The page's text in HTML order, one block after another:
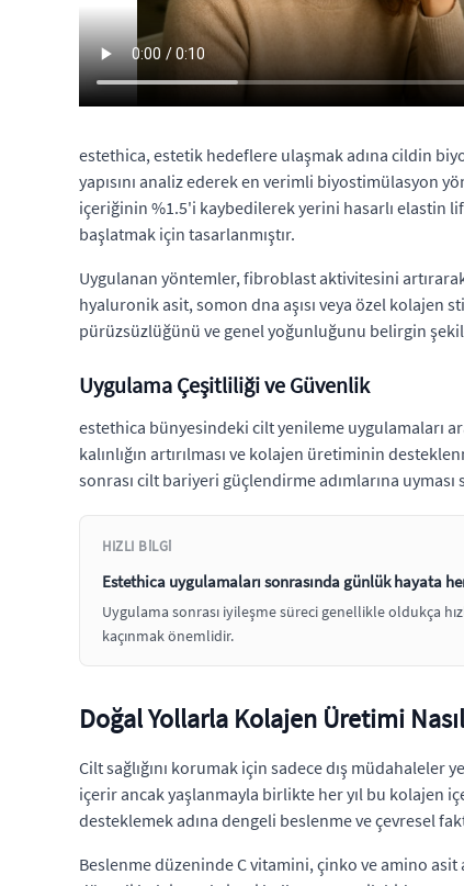
estethica, estetik hedeflere ulaşmak adına cildin
yapısını analiz ederek en verimli biyostimülasyon
içeriğinin %1.5'i kaybedilerek yerini hasarlı elastin
başlatmak için tasarlanmıştır.
Uygulanan yöntemler, fibroblast aktivitesini
hyaluronik asit, somon dna aşısı veya özel
pürüzsüzlüğünü ve genel yoğunluğunu belirgin
Uygulama Çeşitliliği ve Güvenlik
estethica bünyesindeki cilt yenileme uygulamaları
kalınlığın artırılması ve kolajen üretiminin
sonrası cilt bariyeri güçlendirme adımlarına uyması
HIZLI BILGI
Estethica uygulamaları sonrasında günlük hayata
Uygulama sonrası iyileşme süreci genellikle oldukça
kaçınmak önemlidir.
Doğal Yollarla Kolajen Üretimi Nasıl
Cilt sağlığını korumak için sadece dış müdahaleler
içerir ancak yaşlanmayla birlikte her yıl bu kolajen
desteklemek adına dengeli beslenme ve çevresel
Beslenme düzeninde C vitamini, çinko ve amino